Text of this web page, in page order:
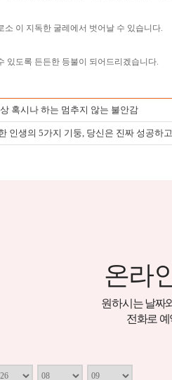
이 지독한 굴레에서 벗어날 수 있습니다.
있도록 든든한 등불이 되어드리겠습니다.
혹시나 하는 멈추지 않는 불안감
인생의 5가지 기둥, 당신은 진짜 성공하
온라
원하시는 날짜
전화로